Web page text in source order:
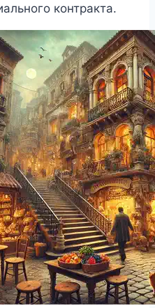
контракта.